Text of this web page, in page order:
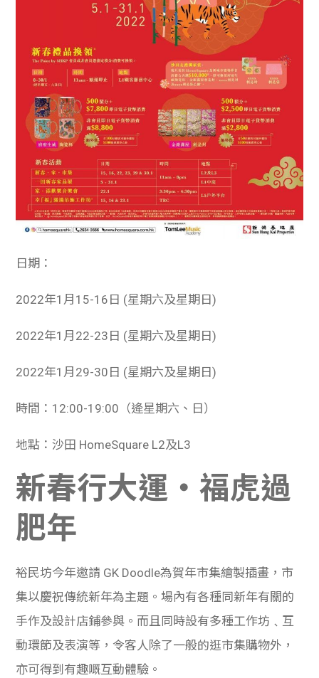
日期：
2022年1月15-16日 (星期六及星期日)
2022年1月22-23日 (星期六及星期日)
2022年1月29-30日 (星期六及星期日)
時間：12:00-19:00（逄星期六、日）
地點：沙田 HomeSquare L2及L3
新春行大運・福虎過
肥年
裕民坊今年邀請 GK Doodle為賀年市集繪製插畫， 市
集以慶祝傳統新年為主題。場內有各種同新年有關的
手作及設計店鋪參與。而且同時設有多種工作坊﹑互
動環節及表演等，令客人除了一般的逛市集購物外，
亦可得到有趣嘅互動體驗。